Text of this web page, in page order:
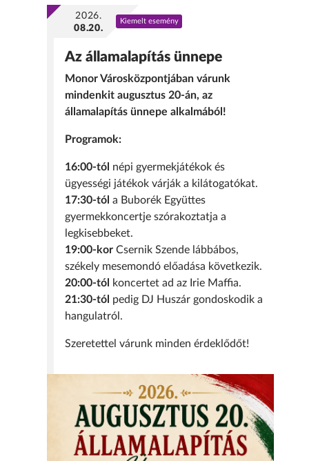
2026.
08.20.
Kiemelt esemény
Az államalapítás ünnepe
Monor Városközpontjában várunk
mindenkit augusztus 20-án, az
államalapítás ünnepe alkalmából!
Programok:
16:00-tól népi gyermekjátékok és
ügyességi játékok várják a kilátogatókat.
17:30-tól a Buborék Együttes
gyermekkoncertje szórakoztatja a
legkisebbeket.
19:00-kor Csernik Szende lábbábos,
székely mesemondó előadása következik.
20:00-tól
koncertet ad az Irie Maffia.
21:30-tól pedig DJ Huszár gondoskodik a
hangulatról.
Szeretettel várunk minden érdeklődőt!